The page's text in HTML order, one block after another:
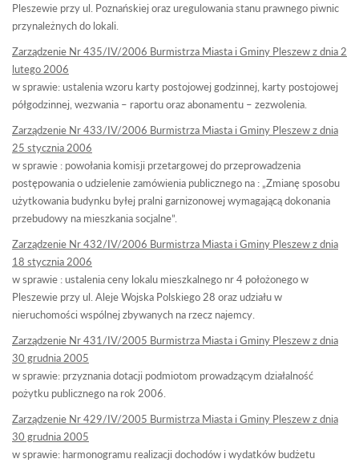
Pleszewie przy ul. Poznańskiej oraz uregulowania stanu prawnego piwnic
przynależnych do lokali.
Zarządzenie Nr 435/IV/2006 Burmistrza Miasta i Gminy Pleszew z dnia 2
lutego 2006
w sprawie: ustalenia wzoru karty postojowej godzinnej, karty postojowej
półgodzinnej, wezwania – raportu oraz abonamentu – zezwolenia.
Zarządzenie Nr 433/IV/2006 Burmistrza Miasta i Gminy Pleszew z dnia
25 stycznia 2006
w sprawie : powołania komisji przetargowej do przeprowadzenia
postępowania o udzielenie zamówienia publicznego na : „Zmianę sposobu
użytkowania budynku byłej pralni garnizonowej wymagającą dokonania
przebudowy na mieszkania socjalne”.
Zarządzenie Nr 432/IV/2006 Burmistrza Miasta i Gminy Pleszew z dnia
18 stycznia 2006
w sprawie : ustalenia ceny lokalu mieszkalnego nr 4 położonego w
Pleszewie przy ul. Aleje Wojska Polskiego 28 oraz udziału w
nieruchomości wspólnej zbywanych na rzecz najemcy.
Zarządzenie Nr 431/IV/2005 Burmistrza Miasta i Gminy Pleszew z dnia
30 grudnia 2005
w sprawie: przyznania dotacji podmiotom prowadzącym działalność
pożytku publicznego na rok 2006.
Zarządzenie Nr 429/IV/2005 Burmistrza Miasta i Gminy Pleszew z dnia
30 grudnia 2005
w sprawie: harmonogramu realizacji dochodów i wydatków budżetu